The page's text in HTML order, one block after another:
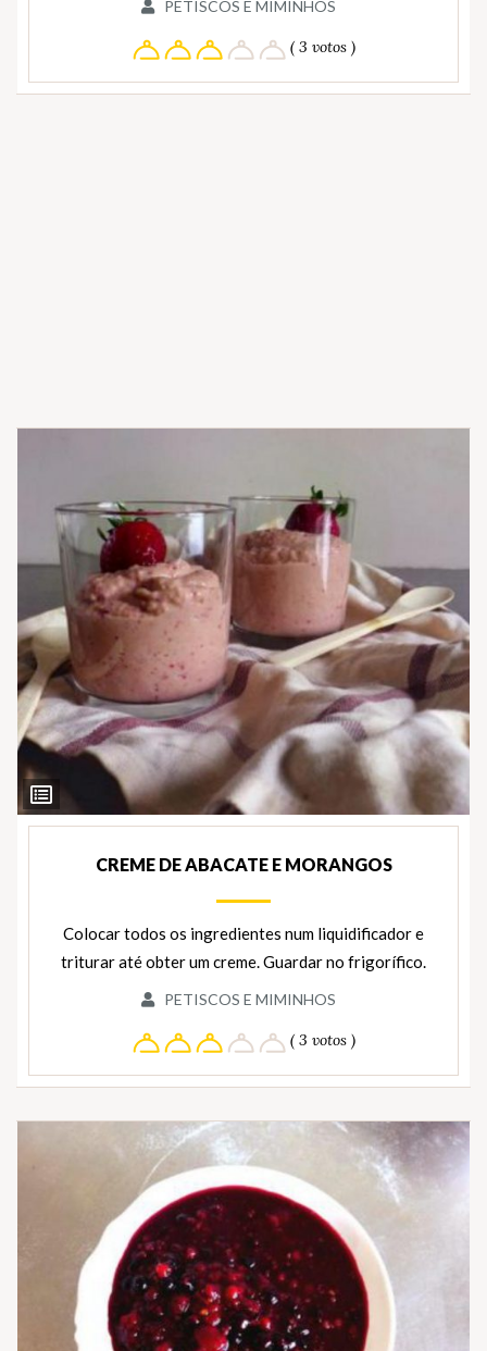
PETISCOS E MIMINHOS
( 3 votos )
Ver
Ingredientes
CREME DE ABACATE E MORANGOS
Colocar todos os ingredientes num liquidificador e
triturar até obter um creme. Guardar no frigorífico.
PETISCOS E MIMINHOS
( 3 votos )